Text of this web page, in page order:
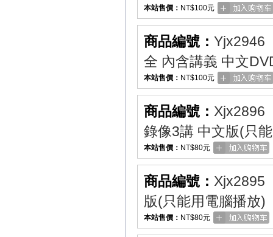
本站售價： NT$100元
商品編號： Yjx2946
全 內含講義 中文
本站售價： NT$100元
商品編號： Xjx2896
錄像3講 中文版(只
本站售價： NT$80元
商品編號： Xjx2895
版(只能用電腦播放)
本站售價： NT$80元